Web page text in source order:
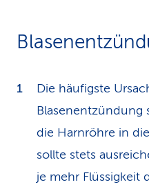
Die häufigste
Blasenentzündung
die Harnröhre in
sollte stets
je mehr Flüssigkeit